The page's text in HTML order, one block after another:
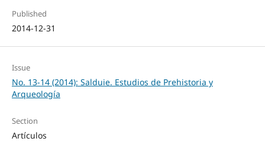
Published
2014-12-31
Issue
No. 13-14 (2014): Salduie. Estudios de Prehistoria y
Arqueología
Section
Artículos